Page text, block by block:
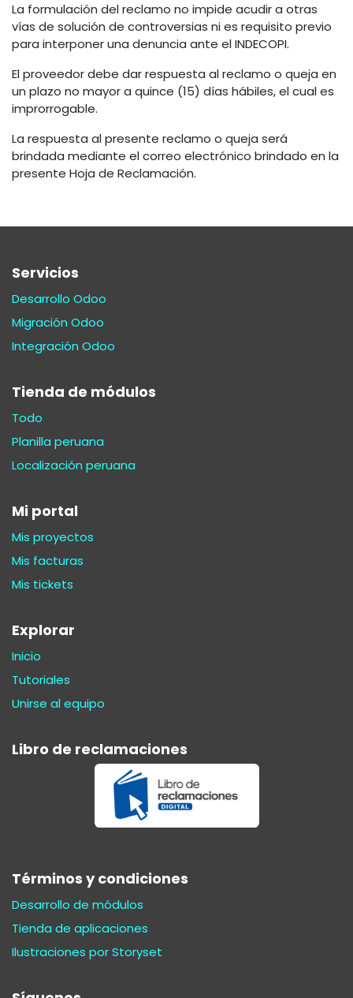
La formulación del reclamo no impide acudir a otras
vías de solución de controversias ni es requisito previo
para interponer una denuncia ante el INDECOPI.
El proveedor debe dar respuesta al reclamo o queja en
un plazo no mayor a quince (15) días hábiles, el cual es
improrrogable.
La respuesta al presente reclamo o queja será
brindada mediante el correo electrónico brindado en la
presente Hoja de Reclamación.
Servicios
Desarrollo Odoo
Migración Odoo
Integración Odoo
Tienda de módulos
Todo
Planilla peruana
Localización peruana
Mi portal
Mis proyectos
Mis facturas
Mis tickets
Explorar
Inicio
Tutoriales
Unirse al equipo
Libro de reclamaciones
Términos y condiciones
Desarrollo de módulos
Tienda de aplicaciones
Ilustraciones por Storyset